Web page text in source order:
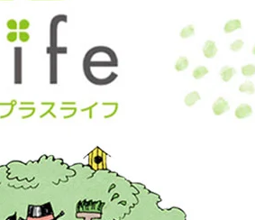
2026.08.05
お知らせ イチイのプ
2026.07.13 実績・発行物 高齢者向け
2026.07.02 お知らせ